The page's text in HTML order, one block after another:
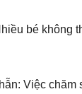
bé không
Việc chăm